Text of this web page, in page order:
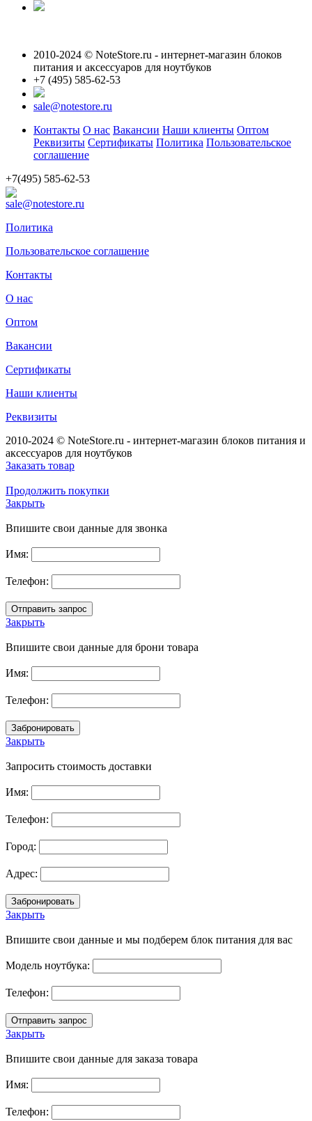
2010-2024 © NoteStore.ru - интернет-магазин блоков
питания и аксессуаров для ноутбуков
+7 (495) 585-62-53
sale@notestore.ru
Контакты О нас Вакансии Наши клиенты Оптом
Реквизиты Сертификаты Политика Пользовательское
соглашение
+7(495) 585-62-53
sale@notestore.ru
Политика
Пользовательское соглашение
Контакты
О нас
Оптом
Вакансии
Сертификаты
Наши клиенты
Реквизиты
2010-2024 © NoteStore.ru - интернет-магазин блоков питания и
аксессуаров для ноутбуков
Заказать товар
Продолжить покупки
Закрыть
Впишите свои данные для звонка
Имя:
Телефон:
Закрыть
Впишите свои данные для брони товара
Имя:
Телефон:
Закрыть
Запросить стоимость доставки
Имя:
Телефон:
Город:
Адрес:
Закрыть
Впишите свои данные и мы подберем блок питания для вас
Модель ноутбука:
Телефон:
Закрыть
Впишите свои данные для заказа товара
Имя:
Телефон: